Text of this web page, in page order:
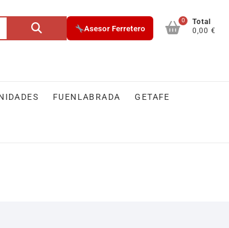
Buscar
Asesor Ferretero
0
Total
0,00 €
FUENLABRADA GETAFE